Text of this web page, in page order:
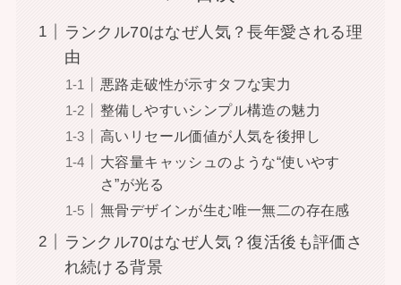
ランクル70はなぜ人気？長年愛される理
由
悪路走破性が示すタフな実力
整備しやすいシンプル構造の魅力
高いリセール価値が人気を後押し
大容量キャッシュのような“使いやす
さ”が光る
無骨デザインが生む唯一無二の存在感
ランクル70はなぜ人気？復活後も評価さ
れ続ける背景